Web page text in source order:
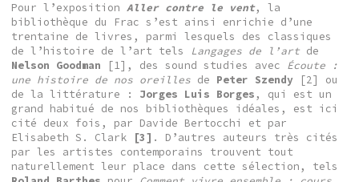
Pour l’expositionAller contre le vent, la
bibliothèque du Frac s’est ainsi enrichie d’une
trentaine de livres, parmi lesquels des classiques
de l’histoire de l’art tels Langages de l’art de
Nelson Goodman [1], des sound studies avec Écoute :
une histoire de nos oreilles de Peter Szendy [2] ou
de la littérature : Jorges Luis Borges , qui est un
grand habitué de nos bibliothèques idéales, est ici
cité deux fois, par Davide Bertocchi et par
Elisabeth S. Clark
[3] . D’autres auteurs très cités
par les artistes contemporains trouvent tout
naturellement leur place dans cette sélection, tels